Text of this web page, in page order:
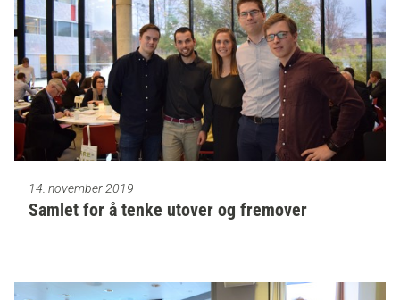
14. november 2019
Samlet for å tenke utover og fremover